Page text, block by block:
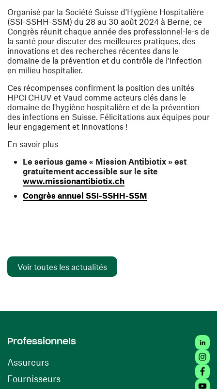
Organisé par la Société Suisse d'Hygiène Hospitalière
(SSI-SSHH-SSM) du 28 au 30 août 2024 à Berne, ce
Congrès réunit chaque année des professionnel-le-s de
la santé pour discuter des meilleures pratiques, des
innovations et des recherches récentes dans le
domaine de la prévention et du contrôle de l’infection
en milieu hospitalier.
Ces récompenses confirment la position des unités
HPCi CHUV et Vaud comme acteurs clés dans le
domaine de l'hygiène hospitalière et de la prévention
des infections en Suisse. Félicitations aux équipes pour
leur engagement et innovations !
En savoir plus
Le serious game « Mission Antibiotix » est
gratuitement accessible sur le site
www.missionantibiotix.ch(ouvre une nouvelle
Congrès annuel SSI-SSHH-SSM
Voir toutes les actualités
Professionnels
Assureurs
Fournisseurs(ouvre une nouvelle fenêtre)